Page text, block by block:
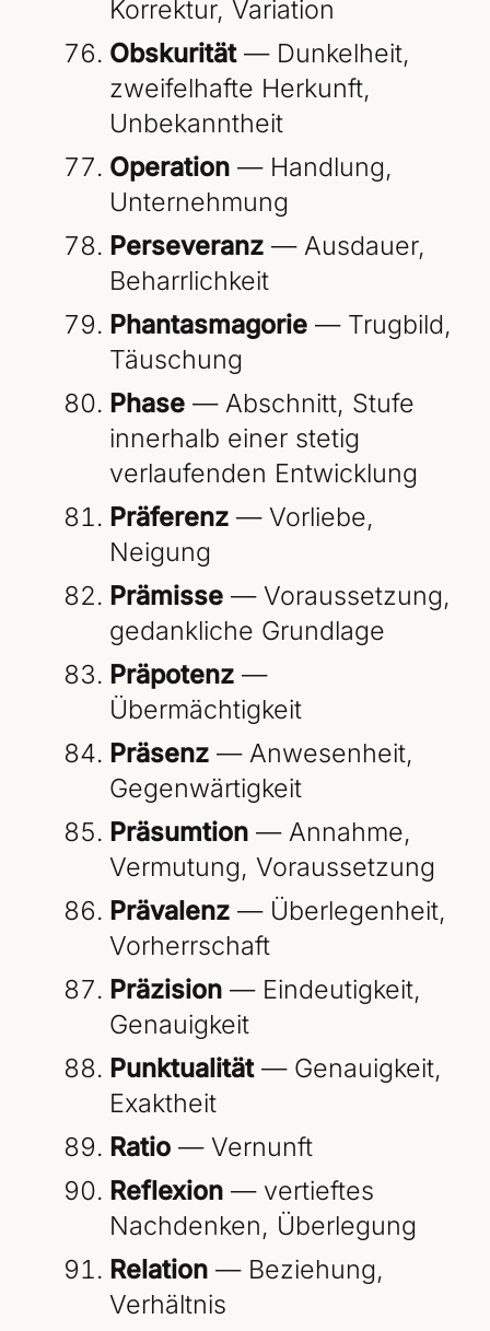
Korrektur, Variation
Obskurität— Dunkelheit,
zweifelhafte Herkunft,
Unbekanntheit
Operation— Handlung,
Unternehmung
Perseveranz— Ausdauer,
Beharrlichkeit
Phantasmagorie— Trugbild,
Täuschung
Phase— Abschnitt, Stufe
innerhalb einer stetig
verlaufenden Entwicklung
Präferenz— Vorliebe,
Neigung
Prämisse— Voraussetzung,
gedankliche Grundlage
Präpotenz—
Übermächtigkeit
Präsenz— Anwesenheit,
Gegenwärtigkeit
Präsumtion— Annahme,
Vermutung, Voraussetzung
Prävalenz— Überlegenheit,
Vorherrschaft
Präzision— Eindeutigkeit,
Genauigkeit
Punktualität— Genauigkeit,
Exaktheit
Ratio— Vernunft
Reflexion— vertieftes
Nachdenken, Überlegung
Relation— Beziehung,
Verhältnis